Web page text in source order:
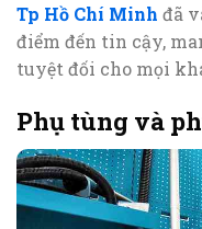
Tp Hồ Chí Minh đã
điểm đến tin cậy,
tuyệt đối cho mọi
Phụ tùng và